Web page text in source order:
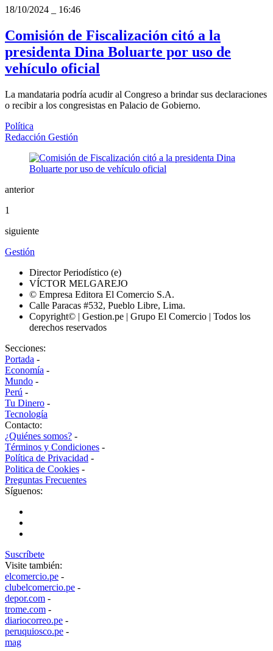
18/10/2024
16:46
Comisión de Fiscalización citó a la
presidenta Dina Boluarte por uso de
vehículo oficial
La mandataria podría acudir al Congreso a brindar sus declaraciones
o recibir a los congresistas en Palacio de Gobierno.
Política
Redacción Gestión
anterior
1
siguiente
Gestión
Director Periodístico (e)
VÍCTOR MELGAREJO
© Empresa Editora El Comercio S.A.
Calle Paracas #532, Pueblo Libre, Lima.
Copyright© | Gestion.pe | Grupo El Comercio | Todos los
derechos reservados
Secciones:
Portada -
Economía -
Mundo -
Perú -
Tu Dinero -
Tecnología
Contacto:
¿Quiénes somos? -
Términos y Condiciones -
Política de Privacidad -
Politica de Cookies -
Preguntas Frecuentes
Síguenos:
Suscríbete
Visite también:
elcomercio.pe -
clubelcomercio.pe -
depor.com -
trome.com -
diariocorreo.pe -
peruquiosco.pe -
mag